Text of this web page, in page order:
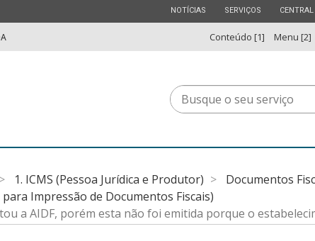
ESTADO
NOTÍCIAS ESTADO
SERVIÇOS ESTADO
Conteúdo [1] Menu [2]
Busque
o
serviço
1. ICMS (Pessoa Jurídica e Produtor)
Documentos
Impressão de Documentos Fiscais)
a AIDF, porém esta não foi emitida porque o